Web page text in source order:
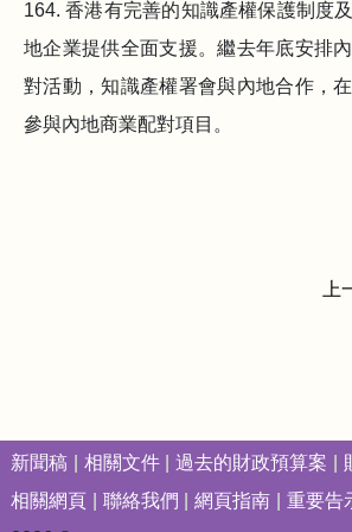
164. 香港有完善的知識產權保護制度
地企業提供全面支援。繼去年底安排
對活動，知識產權署會與內地合作，
參與內地商業配對項目。
上
新聞稿 相關文件 過去的財政預算案
相關網頁
聯絡我們 網頁指南 重要告